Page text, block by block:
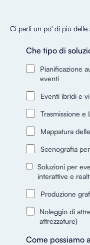
Ci parli un po' di più delle
Che tipo di
Pianificazione
eventi
Eventi ibridi e
Trasmissione e
Mappatura
Scenografia
Soluzioni per
interattive e
Produzione
Noleggio di
attrezzature)
Come possiamo